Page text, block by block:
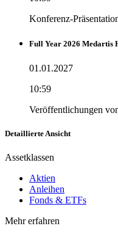
Konferenz-
Full Year 2026 Medartis
01.01.2027
10:59
Veröffentlichungen
Detaillierte Ansicht
Assetklassen
Aktien
Anleihen
Fonds & ETFs
Mehr erfahren